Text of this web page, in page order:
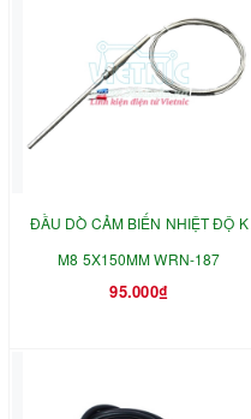
ĐẦU DÒ CẢM BIẾN NHIỆT ĐỘ K
M8 5X150MM WRN-187
95.000₫